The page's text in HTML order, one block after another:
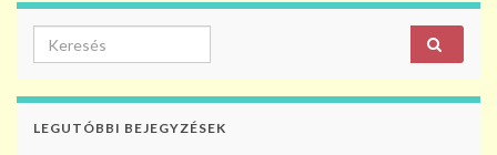
b
o
o
k
er
Search for:
LEGUTÓBBI BEJEGYZÉSEK